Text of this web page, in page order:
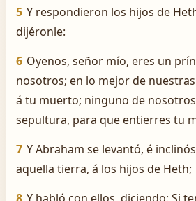
5 Y respondieron los hijos de
dijéronle:
6 Oyenos, señor mío, eres un
nosotros; en lo mejor de
á tu muerto; ninguno de
sepultura, para que entierres tu
7 Y Abraham se levantó, é
aquella tierra, á los hijos de Heth;